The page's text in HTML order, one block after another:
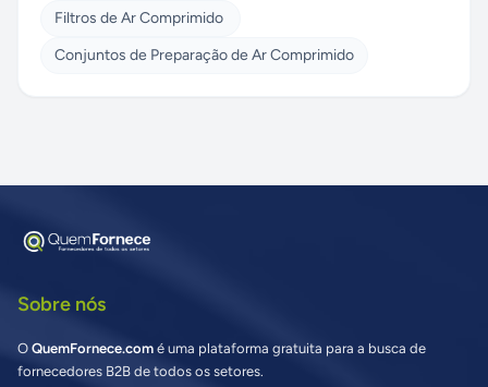
Filtros de Ar Comprimido
Conjuntos de Preparação de Ar Comprimido
Sobre nós
O QuemFornece.com é uma plataforma gratuita para a busca de
fornecedores B2B de todos os setores.